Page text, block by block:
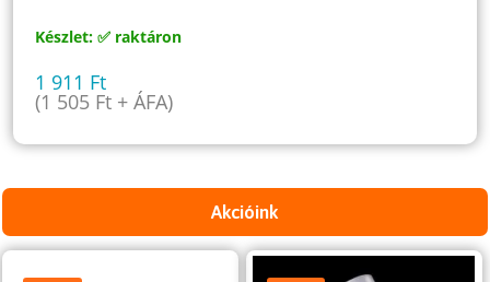
Készlet: ✅ raktáron
1 911 Ft
(1 505 Ft + ÁFA)
Akcióink